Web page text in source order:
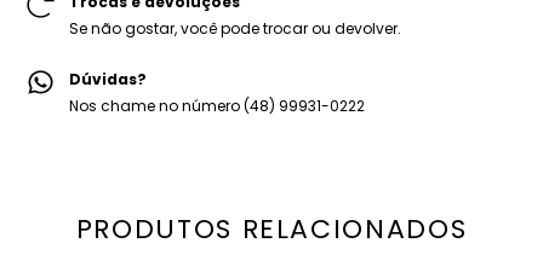
Se não gostar, você pode trocar ou devolver.
Dúvidas?
Nos chame no número (48) 99931-0222
PRODUTOS RELACIONADOS